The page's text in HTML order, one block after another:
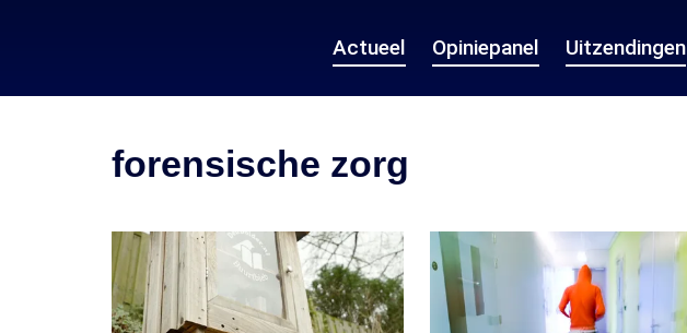
Actueel Opiniepanel Uitzendingen
forensische zorg